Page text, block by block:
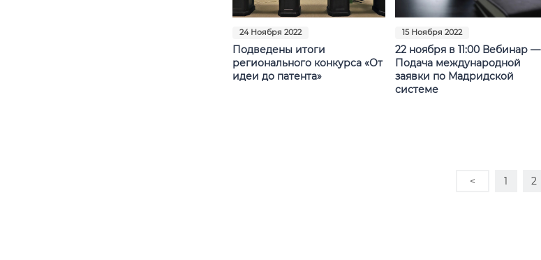
24 Ноября 2022
Подведены итоги
регионального конкурса «От
идеи до патента»
15 Ноября 2022
22 ноября в 11:00 Вебинар —
Подача международной
заявки по Мадридской
системе
< 1 2